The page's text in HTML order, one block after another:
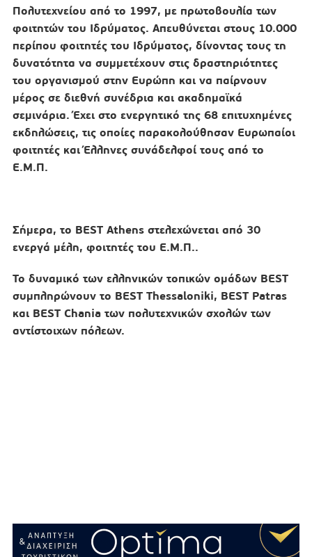
Πολυτεχνείου από το 1997, με πρωτοβουλία των
φοιτητών του Ιδρύματος. Απευθύνεται στους 10.000
περίπου φοιτητές του Ιδρύματος, δίνοντας τους τη
δυνατότητα να συμμετέχουν στις δραστηριότητες
του οργανισμού στην Ευρώπη και να παίρνουν
μέρος σε διεθνή συνέδρια και ακαδημαϊκά
σεμινάρια. Έχει στο ενεργητικό της 68 επιτυχημένες
εκδηλώσεις, τις οποίες παρακολούθησαν Ευρωπαίοι
φοιτητές και Έλληνες συνάδελφοί τους από το
Ε.Μ.Π.
Σήμερα, το BEST Athens στελεχώνεται από 30
ενεργά μέλη, φοιτητές του Ε.Μ.Π..
Το δυναμικό των ελληνικών τοπικών ομάδων BEST
συμπληρώνουν το BEST Thessaloniki, BEST Patras
και BEST Chania των πολυτεχνικών σχολών των
αντίστοιχων πόλεων.